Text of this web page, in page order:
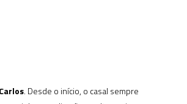
. Desde o início, o casal sempre